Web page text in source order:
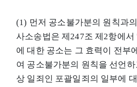
(1) 먼저 공소불가분의 원칙과
사소송법은 제247조 제2항에
에 대한 공소는 그 효력이 전부
여 공소불가분의 원칙을 선언
상 일죄인 포괄일죄의 일부에